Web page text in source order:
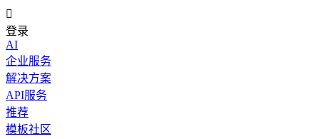

登录
AI
企业服务
解决方案
API服务
推荐
模板社区